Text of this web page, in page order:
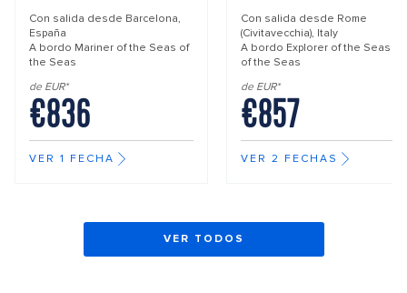
Con salida desde Barcelona,
España
A bordo Mariner of the Seas of
the Seas
de EUR*
€836
VER 1 FECHA
Con salida desde Rome
(Civitavecchia), Italy
A bordo Explorer of the Seas
of the Seas
de EUR*
€857
VER 2 FECHAS
VER TODOS